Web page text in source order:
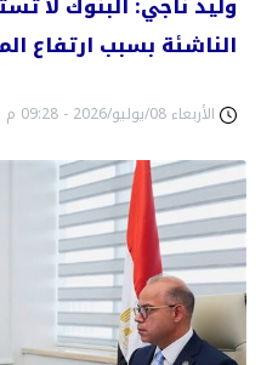
الناشئة بسبب ارتفاع
الأربعاء 08/يوليو/2026 - 09:28 م